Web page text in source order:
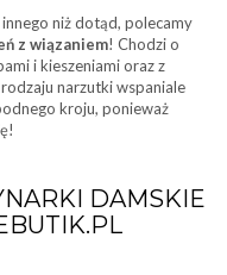
innego niż dotąd, polecamy
z wiązaniem! Chodzi o
i kieszeniami oraz z
narzutki wspaniale
kroju, ponieważ
DAMSKIE